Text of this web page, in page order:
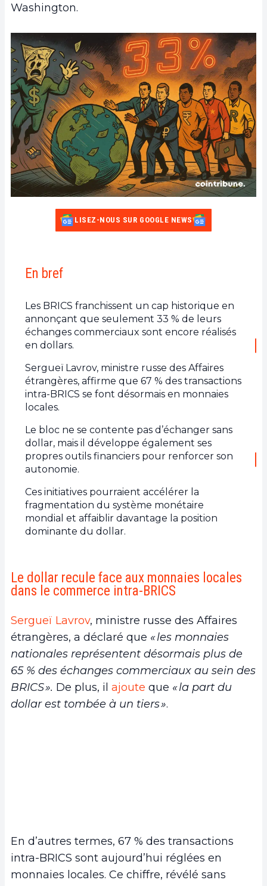
Washington.
LISEZ-NOUS SUR GOOGLE NEWS
En bref
Les BRICS franchissent un cap historique en
annonçant que seulement 33 % de leurs
échanges commerciaux sont encore réalisés
en dollars.
Sergueï Lavrov, ministre russe des Affaires
étrangères, affirme que 67 % des transactions
intra-BRICS se font désormais en monnaies
locales.
Le bloc ne se contente pas d’échanger sans
dollar, mais il développe également ses
propres outils financiers pour renforcer son
autonomie.
Ces initiatives pourraient accélérer la
fragmentation du système monétaire
mondial et affaiblir davantage la position
dominante du dollar.
Le dollar recule face aux monnaies locales
dans le commerce intra-BRICS
Sergueï Lavrov, ministre russe des Affaires
étrangères, a déclaré que « les monnaies
nationales représentent désormais plus de
65 % des échanges commerciaux au sein des
BRICS ». De plus, il ajoute que « la part du
dollar est tombée à un tiers ».
En d’autres termes, 67 % des transactions
intra-BRICS sont aujourd’hui réglées en
monnaies locales. Ce chiffre, révélé sans